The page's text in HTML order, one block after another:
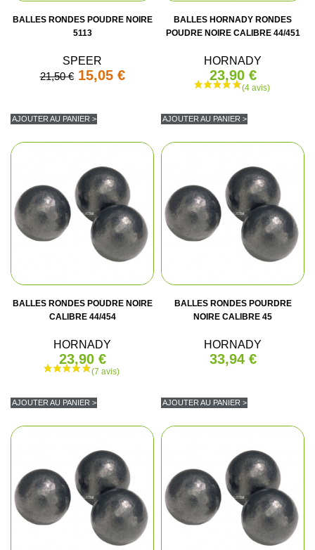
(1 avis)
BALLES RONDES POUDRE NOIRE
5113
SPEER
21,50 € 15,05 €
AJOUTER AU PANIER >
BALLES HORNADY RONDES
POUDRE NOIRE CALIBRE 44/451
HORNADY
23,90 €
AJOUTER AU PANIER >
BALLES RONDES POUDRE NOIRE
CALIBRE 44/454
HORNADY
23,90 €
AJOUTER AU PANIER >
BALLES RONDES POURDRE
NOIRE CALIBRE 45
HORNADY
33,94 €
AJOUTER AU PANIER >